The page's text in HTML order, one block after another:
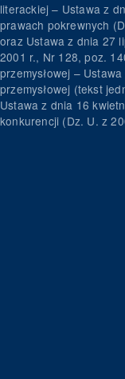
literackiej – Ustawa z
prawach pokrewnych
oraz Ustawa z dnia 27
2001 r., Nr 128, poz.
przemysłowej –
przemysłowej (tekst
Ustawa z dnia 16
konkurencji (Dz. U. z